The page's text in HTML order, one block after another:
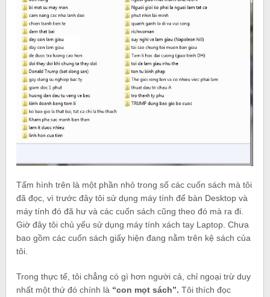
Tấm hình trên là một phần nhỏ trong số các cuốn sách mà tôi
đã đọc, vì trước đây tôi sử dụng máy tính để bàn Desktop và
máy tính đó đã hư và các cuốn sách cũng theo đó mà ra đi.
Giờ đây tôi chủ yếu sử dụng máy tính xách tay Laptop. Chưa
bao gồm các cuốn sách giấy hiện đang nằm trên kệ sách của
tôi.
Trong thực tế, tôi chẳng có gì hơn người cả, chỉ ngoại trừ duy
nhất một thứ đó chính là “con mọt sách”. Tôi thích đọc